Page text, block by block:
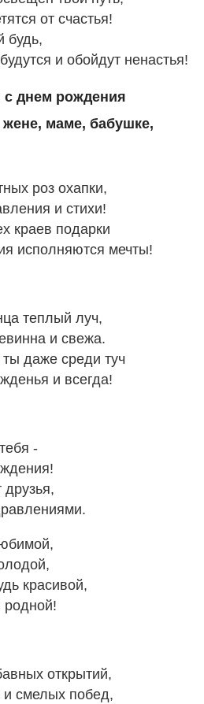
от счастья!
будь,
и обойдут ненастья!
днем рождения
маме, бабушке,
роз охапки,
и стихи!
краев подарки
исполняются мечты!
теплый луч,
и свежа.
даже среди туч
и всегда!
-
красивой,
открытий,
и смелых побед,